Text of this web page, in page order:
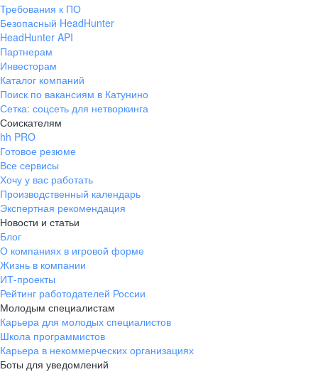
Требования к ПО
Безопасный HeadHunter
HeadHunter API
Партнерам
Инвесторам
Каталог компаний
Поиск по вакансиям в Катунино
Сетка: соцсеть для нетворкинга
Соискателям
hh PRO
Готовое резюме
Все сервисы
Хочу у вас работать
Производственный календарь
Экспертная рекомендация
Новости и статьи
Блог
О компаниях в игровой форме
Жизнь в компании
ИТ-проекты
Рейтинг работодателей России
Молодым специалистам
Карьера для молодых специалистов
Школа программистов
Карьера в некоммерческих организациях
Боты для уведомлений